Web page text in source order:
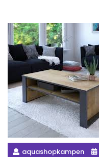
aquashopkampen